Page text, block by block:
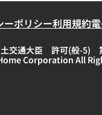
ーポリシー利用規約
交通大臣 許可(般-5)
Corporation All